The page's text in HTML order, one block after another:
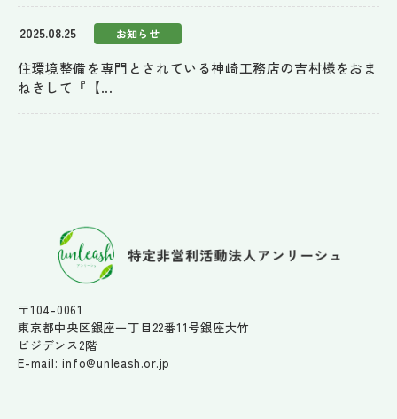
2025.08.25 お知らせ
住環境整備を専門とされている神崎工務店の吉村様をおま
ねきして『【...
〒104-0061
東京都中央区銀座一丁目22番11号銀座大竹
ビジデンス2階
E-mail: info@unleash.or.jp